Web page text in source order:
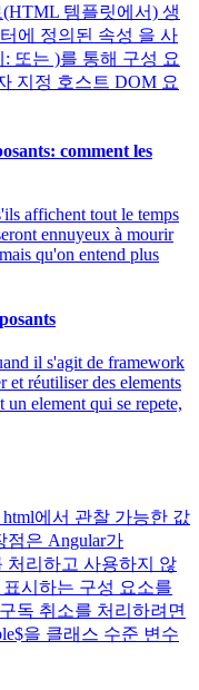
템플릿에서) 생
에 정의된 속성 을 사
또는 )를 통해 구성 요
지정 호스트 DOM 요
comment les
affichent tout le temps
ennuyeux à mourir
qu'on entend plus
il s'agit de framework
et réutiliser des elements
element qui se repete,
에서 관찰 가능한 값
점은 Angular가
처리하고 사용하지 않
시하는 구성 요소를
독 취소를 처리하려면
을 클래스 수준 변수